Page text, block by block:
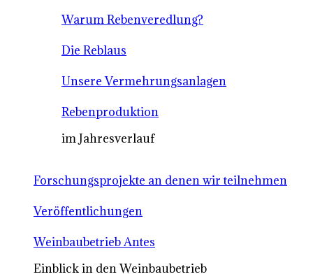
Warum Rebenveredlung?
Die Reblaus
Unsere Vermehrungsanlagen
Rebenproduktion
im Jahresverlauf
Forschungsprojekte an denen wir teilnehmen
Veröffentlichungen
Weinbaubetrieb Antes
Einblick in den Weinbaubetrieb